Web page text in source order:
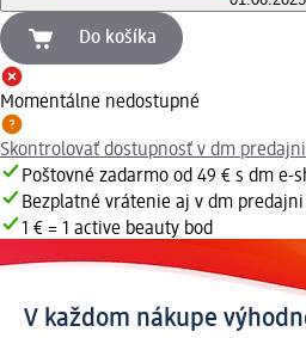
Do košíka
Momentálne nedostupné
Skontrolovať dostupnosť v dm predajni
Poštovné zadarmo od 49 € s dm e-
Bezplatné vrátenie aj v dm predajni
1 € = 1 active beauty bod
V každom nákupe